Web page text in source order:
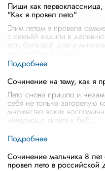
Пиши как первоклассница,
"Как я провел лето"
Этим летом я провела
с семьёй ездили в
есть большой дом и много-
Сочинение на тему, как я
Лето снова пришло и
себя не только загорелую
множество ярких
начались с визита к баб
Сочинение мальчика 8 лет
провел лето в российской